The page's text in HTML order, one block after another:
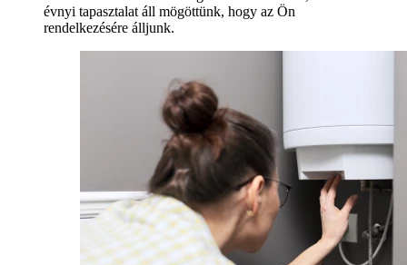
évnyi tapasztalat áll mögöttünk, hogy az Ön
rendelkezésére álljunk.